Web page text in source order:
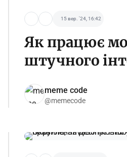
15 вер. '24, 16:42
Як працює
штучного
meme code
@memecode